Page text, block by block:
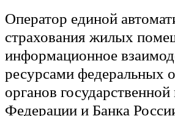
Оператор единой
страхования жилых
информационное
ресурсами федеральных
органов
Федерации и Банка